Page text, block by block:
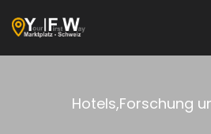
Hotels,Forschung